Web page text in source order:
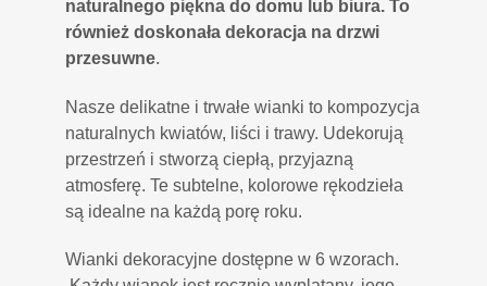
naturalnego piękna do domu lub biura. To
również doskonała dekoracja na drzwi
przesuwne.
Nasze delikatne i trwałe wianki to kompozycja
naturalnych kwiatów, liści i trawy. Udekorują
przestrzeń i stworzą ciepłą, przyjazną
atmosferę. Te subtelne, kolorowe rękodzieła
są idealne na każdą porę roku.
Wianki dekoracyjne dostępne w 6 wzorach.